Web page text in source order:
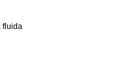
fluida